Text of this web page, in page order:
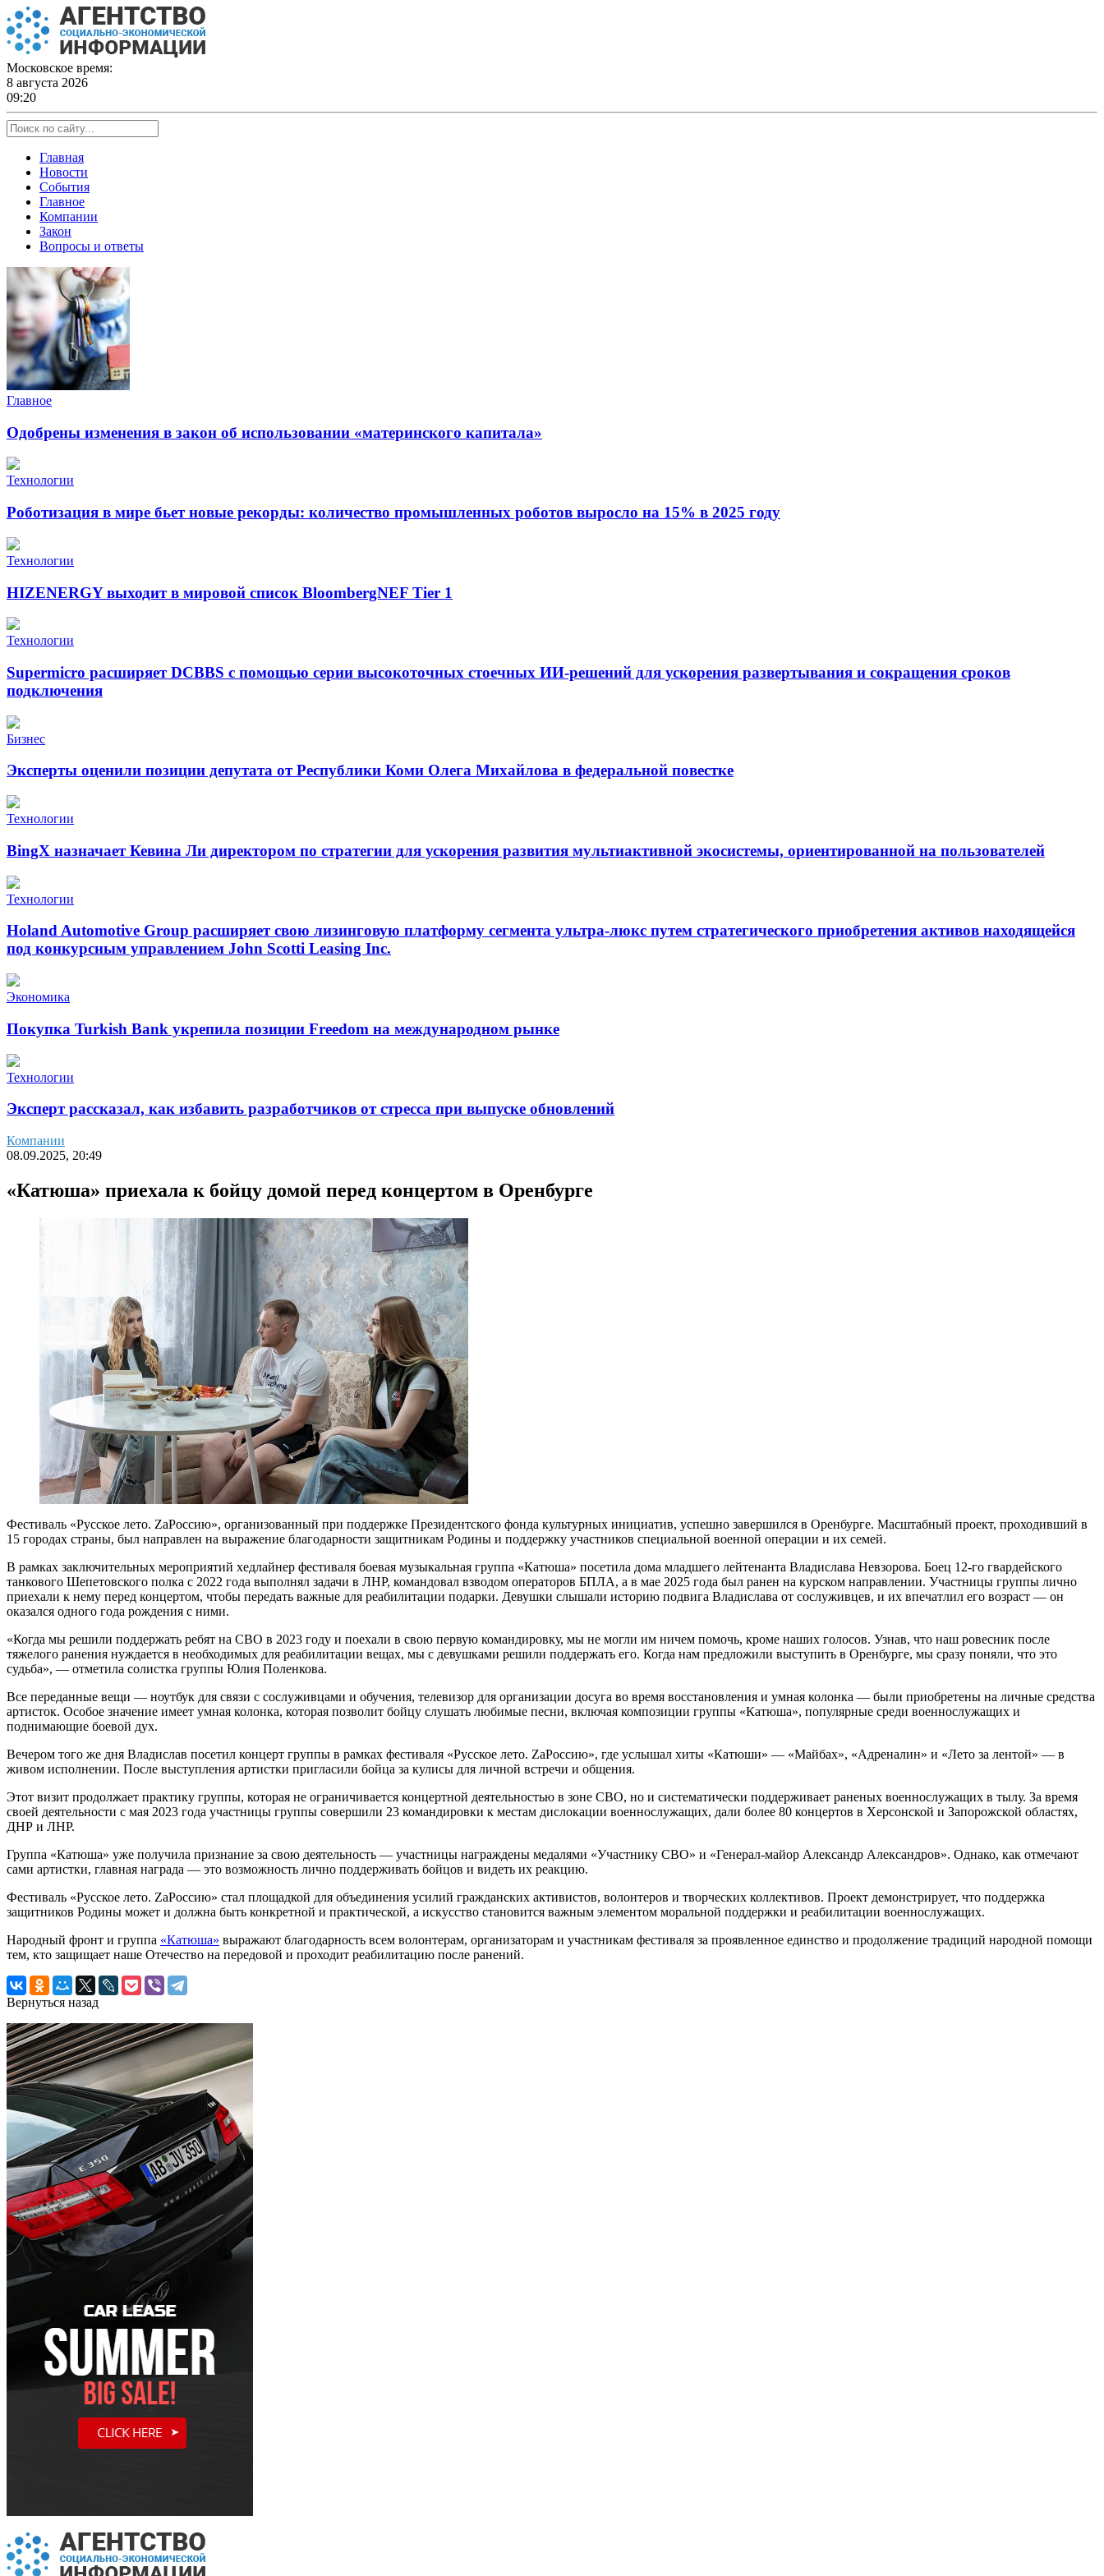
Skip
to
content
Московское время:
8 августа 2026
09:20
Главная
Новости
События
Главное
Компании
Закон
Вопросы и ответы
Главное
Одобрены изменения в закон об использовании «материнского капитала»
Технологии
Роботизация в мире бьет новые рекорды: количество промышленных роботов выросло на 15% в 2025 году
Технологии
HIZENERGY выходит в мировой список BloombergNEF Tier 1
Технологии
Supermicro расширяет DCBBS с помощью серии высокоточных стоечных ИИ-решений для ускорения развертывания и сокращения сроков
подключения
Бизнес
Эксперты оценили позиции депутата от Республики Коми Олега Михайлова в федеральной повестке
Технологии
BingX назначает Кевина Ли директором по стратегии для ускорения развития мультиактивной экосистемы, ориентированной на пользователей
Технологии
Holand Automotive Group расширяет свою лизинговую платформу сегмента ультра-люкс путем стратегического приобретения активов находящейся
под конкурсным управлением John Scotti Leasing Inc.
Экономика
Покупка Turkish Bank укрепила позиции Freedom на международном рынке
Технологии
Эксперт рассказал, как избавить разработчиков от стресса при выпуске обновлений
Компании
08.09.2025, 20:49
«Катюша» приехала к бойцу домой перед концертом в Оренбурге
Фестиваль «Русское лето. ZаРоссию», организованный при поддержке Президентского фонда культурных инициатив, успешно завершился в Оренбурге. Масштабный проект, проходивший в
15 городах страны, был направлен на выражение благодарности защитникам Родины и поддержку участников специальной военной операции и их семей.
В рамках заключительных мероприятий хедлайнер фестиваля боевая музыкальная группа «Катюша» посетила дома младшего лейтенанта Владислава Невзорова. Боец 12-го гвардейского
танкового Шепетовского полка с 2022 года выполнял задачи в ЛНР, командовал взводом операторов БПЛА, а в мае 2025 года был ранен на курском направлении. Участницы группы лично
приехали к нему перед концертом, чтобы передать важные для реабилитации подарки. Девушки слышали историю подвига Владислава от сослуживцев, и их впечатлил его возраст — он
оказался одного года рождения с ними.
«Когда мы решили поддержать ребят на СВО в 2023 году и поехали в свою первую командировку, мы не могли им ничем помочь, кроме наших голосов. Узнав, что наш ровесник после
тяжелого ранения нуждается в необходимых для реабилитации вещах, мы с девушками решили поддержать его. Когда нам предложили выступить в Оренбурге, мы сразу поняли, что это
судьба», — отметила солистка группы Юлия Поленкова.
Все переданные вещи — ноутбук для связи с сослуживцами и обучения, телевизор для организации досуга во время восстановления и умная колонка — были приобретены на личные средства
артисток. Особое значение имеет умная колонка, которая позволит бойцу слушать любимые песни, включая композиции группы «Катюша», популярные среди военнослужащих и
поднимающие боевой дух.
Вечером того же дня Владислав посетил концерт группы в рамках фестиваля «Русское лето. ZaРоссию», где услышал хиты «Катюши» — «Майбах», «Адреналин» и «Лето за лентой» — в
живом исполнении. После выступления артистки пригласили бойца за кулисы для личной встречи и общения.
Этот визит продолжает практику группы, которая не ограничивается концертной деятельностью в зоне СВО, но и систематически поддерживает раненых военнослужащих в тылу. За время
своей деятельности с мая 2023 года участницы группы совершили 23 командировки к местам дислокации военнослужащих, дали более 80 концертов в Херсонской и Запорожской областях,
ДНР и ЛНР.
Группа «Катюша» уже получила признание за свою деятельность — участницы награждены медалями «Участнику СВО» и «Генерал-майор Александр Александров». Однако, как отмечают
сами артистки, главная награда — это возможность лично поддерживать бойцов и видеть их реакцию.
Фестиваль «Русское лето. ZaРоссию» стал площадкой для объединения усилий гражданских активистов, волонтеров и творческих коллективов. Проект демонстрирует, что поддержка
защитников Родины может и должна быть конкретной и практической, а искусство становится важным элементом моральной поддержки и реабилитации военнослужащих.
Народный фронт и группа «Катюша» выражают благодарность всем волонтерам, организаторам и участникам фестиваля за проявленное единство и продолжение традиций народной помощи
тем, кто защищает наше Отечество на передовой и проходит реабилитацию после ранений.
Вернуться назад